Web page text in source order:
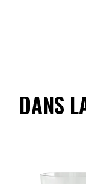
DANS